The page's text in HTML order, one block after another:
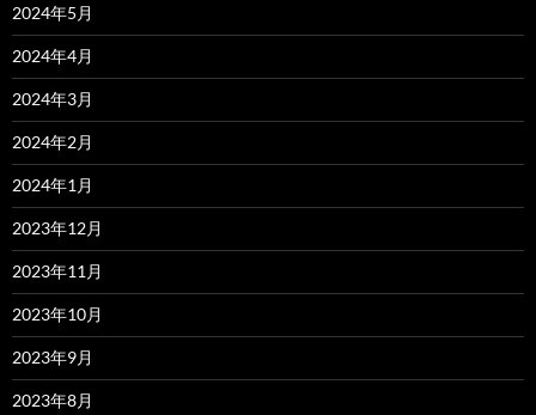
2024年5月
2024年4月
2024年3月
2024年2月
2024年1月
2023年12月
2023年11月
2023年10月
2023年9月
2023年8月